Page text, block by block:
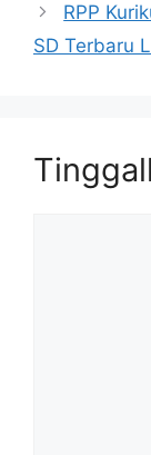
RPP
SD Terbaru